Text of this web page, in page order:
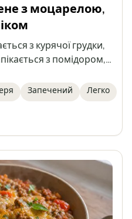
з моцарелою,
з курячої грудки,
з помідором,
обіду або вечері.
Запечений
Легко